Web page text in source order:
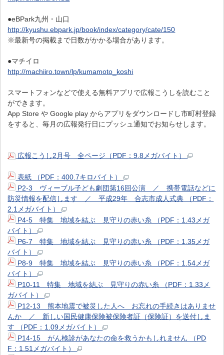
●eBPark九州・山口
http://kyushu.ebpark.jp/book/index/category/cate/150
※最新号の掲載まで日数がかかる場合があります。
●マチイロ
http://machiiro.town/lp/kumamoto_koshi
スマートフォンなどで使える無料アプリで広報こうしを読むこと
ができます。
App Store や Google play からアプリをダウンロードし市町村登録
をすると、毎月の広報発行日にプッシュ通知でお知らせします。
広報こうし2月号 全ページ（PDF：9.8メガバイト）
表紙 （PDF：400.7キロバイト）
P2-3 ヴィーブル子ども劇団第16回公演 ／ 携帯電話などに
防災情報を配信します ／ 平成29年 合志市成人式典 （PDF：
2.1メガバイト）
P4-5 特集 地域を結ぶ 見守りの赤い糸 （PDF：1.43メガ
バイト）
P6-7 特集 地域を結ぶ 見守りの赤い糸 （PDF：1.35メガ
バイト）
P8-9 特集 地域を結ぶ 見守りの赤い糸 （PDF：1.54メガ
バイト）
P10-11 特集 地域を結ぶ 見守りの赤い糸 （PDF：1.33メ
ガバイト）
P12-13 熊本地震で被災した人へ お忘れの手続きはありませ
んか ／ 新しい国民健康保険被保険者証（保険証）を送付しま
す （PDF：1.09メガバイト）
P14-15 がん検診があなたの命を救うかもしれません （PD
F：1.51メガバイト）